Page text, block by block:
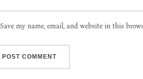
Save my name, email, and website in this